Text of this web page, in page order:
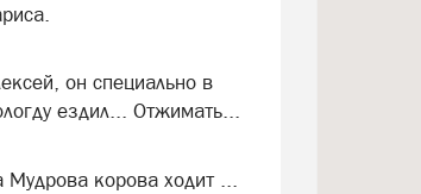
он специально в
ездил... Отжимать...
Мудрова корова ходит ...